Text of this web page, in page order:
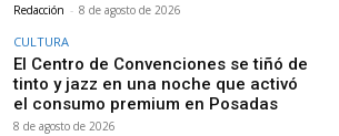
Redacción - 8 de agosto de 2026
CULTURA
El Centro de Convenciones se tiñó de
tinto y jazz en una noche que activó
el consumo premium en Posadas
8 de agosto de 2026